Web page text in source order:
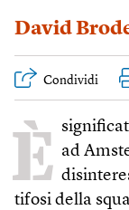
David
Condividi
È ad
tifosi della